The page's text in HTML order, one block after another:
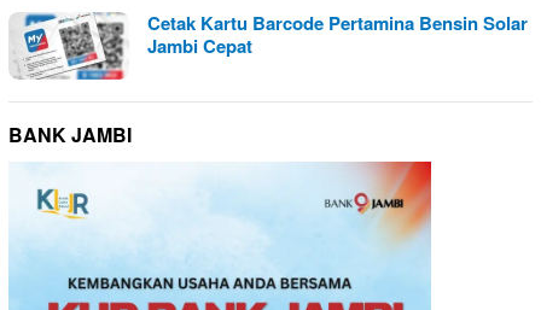
Cetak Kartu Barcode Pertamina Bensin Solar
Jambi Cepat
BANK JAMBI